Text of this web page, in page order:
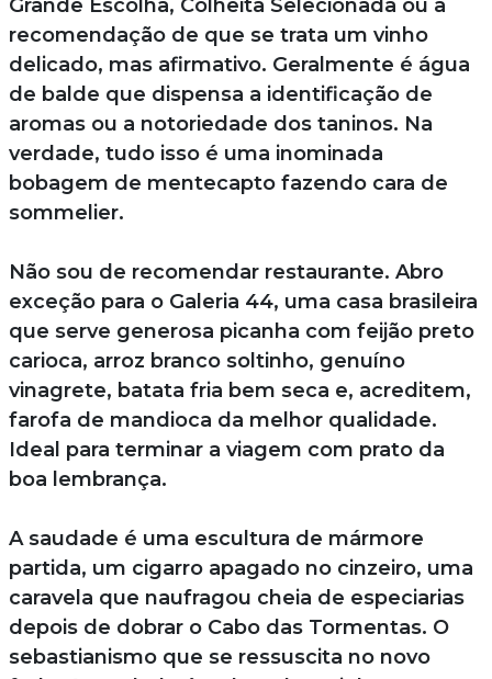
Grande Escolha, Colheita Selecionada ou a
recomendação de que se trata um vinho
delicado, mas afirmativo. Geralmente é água
de balde que dispensa a identificação de
aromas ou a notoriedade dos taninos. Na
verdade, tudo isso é uma inominada
bobagem de mentecapto fazendo cara de
sommelier.
Não sou de recomendar restaurante. Abro
exceção para o Galeria 44, uma casa brasileira
que serve generosa picanha com feijão preto
carioca, arroz branco soltinho, genuíno
vinagrete, batata fria bem seca e, acreditem,
farofa de mandioca da melhor qualidade.
Ideal para terminar a viagem com prato da
boa lembrança.
A saudade é uma escultura de mármore
partida, um cigarro apagado no cinzeiro, uma
caravela que naufragou cheia de especiarias
depois de dobrar o Cabo das Tormentas. O
sebastianismo que se ressuscita no novo